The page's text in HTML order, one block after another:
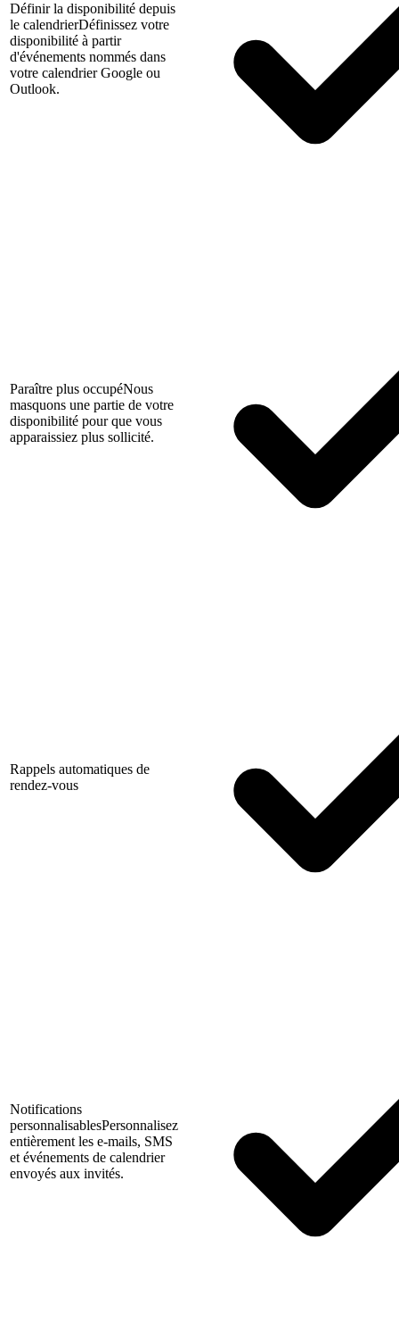
Définir la disponibilité depuis
le calendrierDéfinissez votre
disponibilité à partir
d'événements nommés dans
votre calendrier Google ou
Outlook.
Paraître plus occupéNous
masquons une partie de votre
disponibilité pour que vous
apparaissiez plus sollicité.
Rappels automatiques de
rendez-vous
Notifications
personnalisablesPersonnalisez
entièrement les e-mails, SMS
et événements de calendrier
envoyés aux invités.